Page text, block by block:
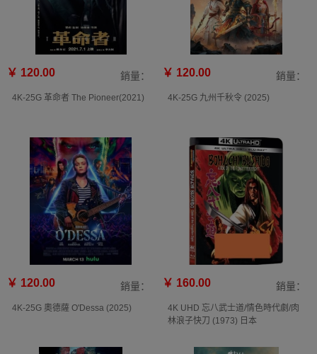
￥ 120.00 銷量：
4K-25G 革命者 The Pioneer(2021)
￥ 120.00 銷量：
4K-25G 九州千秋令 (2025)
￥ 120.00 銷量：
4K-25G 奧德薩 O'Dessa‎ (2025)
￥ 160.00 銷量：
4K UHD 忘八武士道/情色時代劇/肉
林浪子快刀 (1973) 日本